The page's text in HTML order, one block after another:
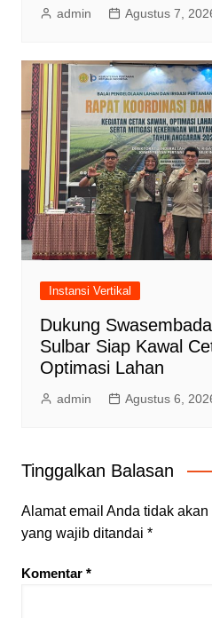
admin Agustus 7,
Instansi Vertikal
Dukung
Sulbar Siap Kawal
Optimasi Lahan
admin Agustus 6,
Tinggalkan Balasan
Alamat email Anda tidak
yang wajib ditandai *
Komentar *